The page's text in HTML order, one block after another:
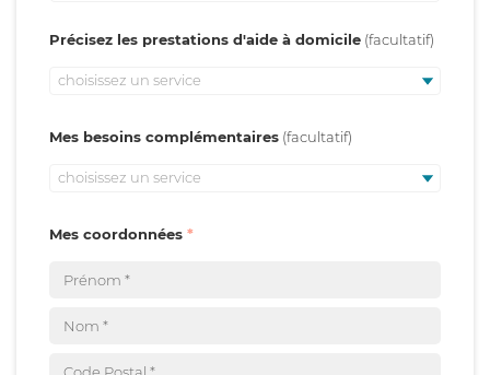
Précisez les prestations d'aide à domicile
choisissez un service
Mes besoins complémentaires
choisissez un service
Mes coordonnées